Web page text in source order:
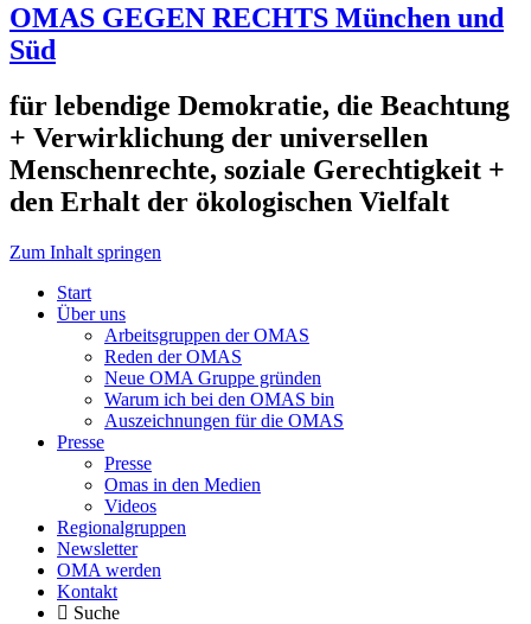
OMAS GEGEN RECHTS München und
Süd
für lebendige Demokratie, die Beachtung
+ Verwirklichung der universellen
Menschenrechte, soziale Gerechtigkeit +
den Erhalt der ökologischen Vielfalt
Zum Inhalt springen
Start
Über uns
Arbeitsgruppen der OMAS
Reden der OMAS
Neue OMA Gruppe gründen
Warum ich bei den OMAS bin
Auszeichnungen für die OMAS
Presse
Presse
Omas in den Medien
Videos
Regionalgruppen
Newsletter
OMA werden
Kontakt
Suche